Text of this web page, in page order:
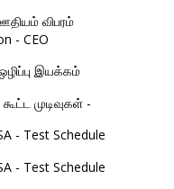
விபரம்
- CEO
இயக்கம்
முடிவுகள் -
- Test Schedule
- Test Schedule